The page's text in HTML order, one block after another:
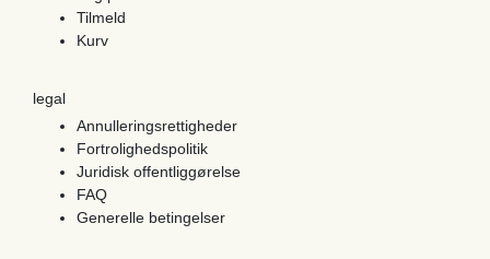
Tilmeld
Kurv
legal
Annulleringsrettigheder
Fortrolighedspolitik
Juridisk offentliggørelse
FAQ
Generelle betingelser